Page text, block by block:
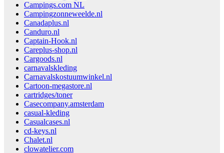
Campings.com NL
Campingzonneweelde.nl
Canadaplus.nl
Canduro.nl
Captain-Hook.nl
Careplus-shop.nl
Cargoods.nl
carnavalskleding
Carnavalskostuumwinkel.nl
Cartoon-megastore.nl
cartridges/toner
Casecompany.amsterdam
casual-kleding
Casualcases.nl
cd-keys.nl
Chalet.nl
clowatelier.com